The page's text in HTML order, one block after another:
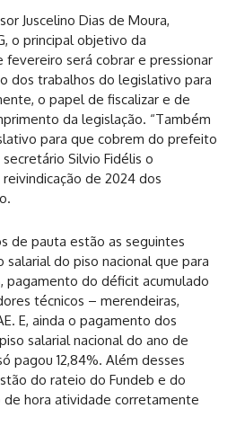
Juscelino Dias de Moura,
o principal objetivo da
fevereiro será cobrar e pressionar
dos trabalhos do legislativo para
o papel de fiscalizar e de
da legislação. “Também
para que cobrem do prefeito
Silvio Fidélis o
de 2024 dos
de pauta estão as seguintes
salarial do piso nacional que para
pagamento do déficit acumulado
técnicos – merendeiras,
E, ainda o pagamento dos
salarial nacional do ano de
pagou 12,84%. Além desses
do rateio do Fundeb e do
hora atividade corretamente